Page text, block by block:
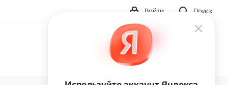
Поиск
Войти